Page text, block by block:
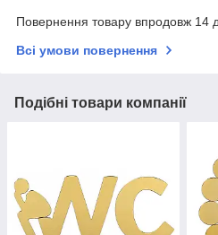
Повернення товару впродовж 14
Всі умови повернення
Подібні товари компанії